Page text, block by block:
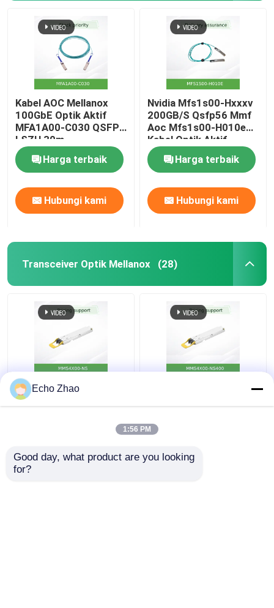
Kabel AOC Mellanox
100GbE Optik Aktif
MFA1A00-C030 QSFP
LSZH 30m
Harga terbaik
Hubungi kami
Nvidia Mfs1s00-Hxxxv
200GB/S Qsfp56 Mmf
Aoc Mfs1s00-H010e
Kabel Optik Aktif,
hingga 200gbps,
Qsfp56 ke Qsfp56
Harga terbaik
Hubungi kami
Transceiver Optik Mellanox (28)
MMS4X00-Ns 800gbps
Twin-Port OSfp
OSFP Single-port
Mode tunggal DR4
Echo Zhao
1:56 PM
Good day, what product are you looking
for?